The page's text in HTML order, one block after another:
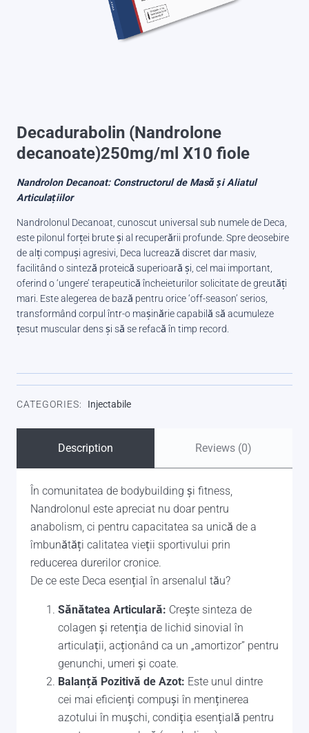
Decadurabolin (Nandrolone
decanoate)250mg/ml X10 fiole
Nandrolon Decanoat: Constructorul de Masă și Aliatul
Articulațiilor
Nandrolonul Decanoat, cunoscut universal sub numele de Deca,
este pilonul forței brute și al recuperării profunde. Spre deosebire
de alți compuși agresivi, Deca lucrează discret dar masiv,
facilitând o sinteză proteică superioară și, cel mai important,
oferind o ‘ungere’ terapeutică încheieturilor solicitate de greutăți
mari. Este alegerea de bază pentru orice ‘off-season’ serios,
transformând corpul într-o mașinărie capabilă să acumuleze
țesut muscular dens și să se refacă în timp record.
CATEGORIES: Injectabile
Description Reviews (0)
În comunitatea de bodybuilding și fitness,
Nandrolonul este apreciat nu doar pentru
anabolism, ci pentru capacitatea sa unică de a
îmbunătăți calitatea vieții sportivului prin
reducerea durerilor cronice.
De ce este Deca esențial în arsenalul tău?
Sănătatea Articulară: Crește sinteza de
colagen și retenția de lichid sinovial în
articulații, acționând ca un „amortizor” pentru
genunchi, umeri și coate.
Balanță Pozitivă de Azot: Este unul dintre
cei mai eficienți compuși în menținerea
azotului în mușchi, condiția esențială pentru